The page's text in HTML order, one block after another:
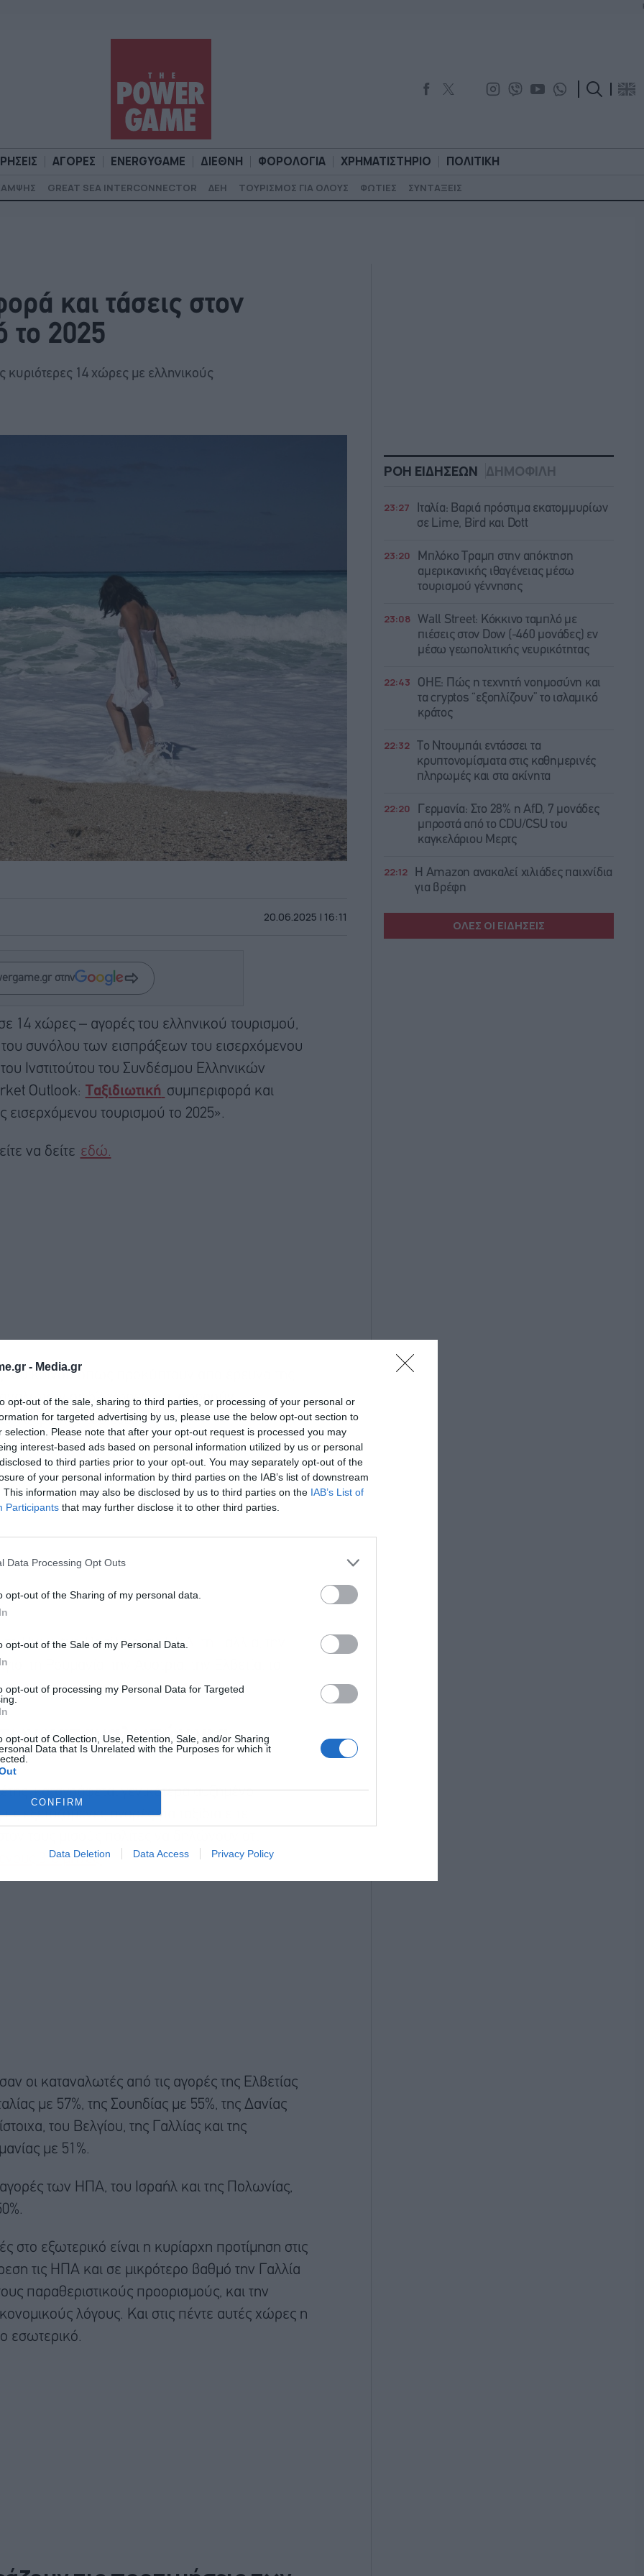
- Media.gr
opt-out of the sale, sharing to third parties, or processing of your personal or
for targeted advertising by us, please use the below opt-out section to
selection. Please note that after your opt-out request is processed you may
interest-based ads based on personal information utilized by us or personal
to third parties prior to your opt-out. You may separately opt-out of the
of your personal information by third parties on the IAB’s list of downstream
This information may also be disclosed by us to third parties on the IAB’s List of
Participants that may further disclose it to other third parties.
Data Processing Opt Outs
opt-out of the Sharing of my personal data.
opt-out of the Sale of my Personal Data.
opt-out of processing my Personal Data for Targeted
opt-out of Collection, Use, Retention, Sale, and/or Sharing
Data that Is Unrelated with the Purposes for which it
CONFIRM
Data Deletion Data Access Privacy Policy
ΑΓΟΡΕΣ ENERGYGAME ΔΙΕΘΝΗ ΦΟΡΟΛΟΓΙΑ ΧΡΗΜΑΤΙΣΤΗΡΙΟ ΠΟΛΙΤΙΚΗ
GREAT SEA INTERCONNECTOR ΔΕΗ ΤΟΥΡΙΣΜΟΣ ΓΙΑ ΟΛΟΥΣ ΦΩΤΙΕΣ ΣΥΝΤΑΞΕΙΣ
και τάσεις στον
το 2025
κυριότερες 14 χώρες με ελληνικούς
20.06.2025 | 16:11
στην
σε 14 χώρες – αγορές του ελληνικού τουρισμού,
του συνόλου των εισπράξεων του εισερχόμενου
Ινστιτούτου του Συνδέσμου Ελληνικών
Outlook:
Ταξιδιωτική συμπεριφορά και
εισερχόμενου τουρισμού το 2025».
να δείτε εδώ.
του κοινού όπως προκύπτουν από έρευνα της
σε 52 χώρες) και αφορούν
1ο τρίμηνο του 2025.
Ηνωμένο Βασίλειο, τις ΗΠΑ, τη Γαλλία, την
τη Ρουμανία, την Αυστρία, την Ελβετία, το
καταναλωτών για
καταγράφεται γενικότερα αυξημένο
αγορές για ταξίδια είτε
τους μισούς πολίτες να δηλώνουν ότι
3-6 μήνες.
οι καταναλωτές από τις αγορές της Ελβετίας
με 57%, της Σουηδίας με 55%, της Δανίας
του Βελγίου, της Γαλλίας και της
με 51%.
των ΗΠΑ, του Ισραήλ και της Πολωνίας,
στο εξωτερικό είναι η κυρίαρχη προτίμηση στις
τις ΗΠΑ και σε μικρότερο βαθμό την Γαλλία
παραθεριστικούς προορισμούς, και την
λόγους. Και στις πέντε αυτές χώρες η
εσωτερικό.
ΡΟΗ ΕΙΔΗΣΕΩΝ ΔΗΜΟΦΙΛΗ
23:27
Ιταλία: Βαριά πρόστιμα εκατομμυρίων
σε Lime, Bird και Dott
23:20
Μπλόκο Τραμπ στην απόκτηση
αμερικανικής ιθαγένειας μέσω
τουρισμού γέννησης
23:08
Wall Street: Κόκκινο ταμπλό με
πιέσεις στον Dow (-460 μονάδες) εν
μέσω γεωπολιτικής νευρικότητας
22:43
ΟΗΕ: Πώς η τεχνητή νοημοσύνη και
τα cryptos “εξοπλίζουν” το ισλαμικό
κράτος
22:32
Το Ντουμπάι εντάσσει τα
κρυπτονομίσματα στις καθημερινές
πληρωμές και στα ακίνητα
22:20
Γερμανία: Στο 28% η AfD, 7 μονάδες
μπροστά από το CDU/CSU του
καγκελάριου Μερτς
22:12
Η Amazon ανακαλεί χιλιάδες παιχνίδια
για βρέφη
ΟΛΕΣ ΟΙ ΕΙΔΗΣΕΙΣ